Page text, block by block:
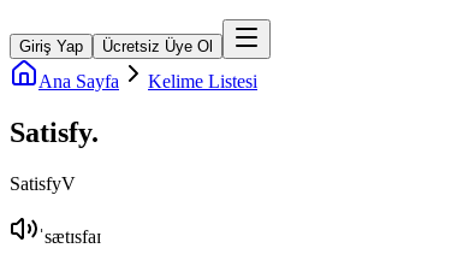
Giriş Yap Ücretsiz Üye Ol
Ana Sayfa Kelime Listesi
Satisfy.
SatisfyV
ˈsætɪsfaɪ